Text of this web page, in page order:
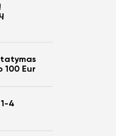
100 Eur
4